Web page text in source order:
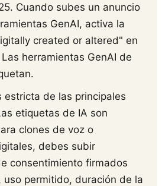
Cuando subes un anuncio
GenAI, activa la
created or altered" en
herramientas GenAI de
estricta de las principales
etiquetas de IA son
clones de voz o
debes subir
consentimiento firmados
uso permitido, duración de la